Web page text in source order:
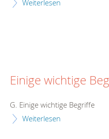
Weiterlesen
Einige wichtige
G. Einige wichtige Begriffe
Weiterlesen